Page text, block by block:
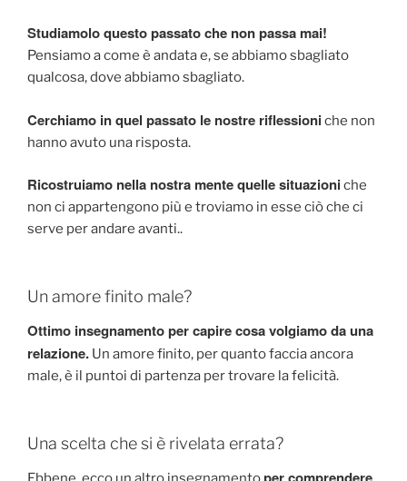
Studiamolo questo passato che non passa mai!
Pensiamo a come è andata e, se abbiamo sbagliato
qualcosa, dove abbiamo sbagliato.
Cerchiamo in quel passato le nostre riflessioniche non
hanno avuto una risposta.
Ricostruiamo nella nostra mente quelle situazioniche
non ci appartengono più e troviamo in esse ciò che ci
serve per andare avanti..
Un amore finito male?
Ottimo insegnamento per capire cosa volgiamo da una
relazione. Un amore finito, per quanto faccia ancora
male, è il puntoi di partenza per trovare la felicità.
Una scelta che si è rivelata errata?